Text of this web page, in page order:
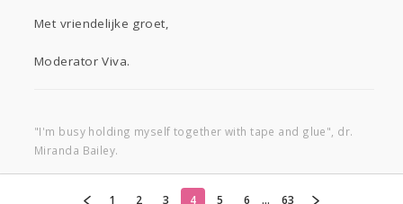
Met vriendelijke groet,
Moderator Viva.
"I'm busy holding myself together with tape and glue", dr.
Miranda Bailey.
1 2 3 4 5 6 ... 63